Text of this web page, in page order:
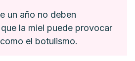
un año no deben
la miel puede provocar
el botulismo.